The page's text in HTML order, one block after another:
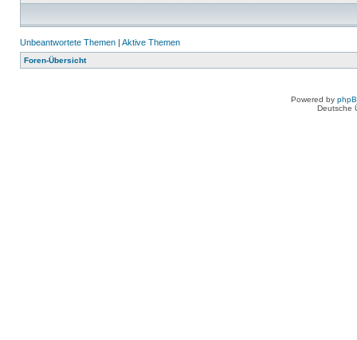
Unbeantwortete Themen | Aktive Themen
Foren-Übersicht
Powered by
Deutsche